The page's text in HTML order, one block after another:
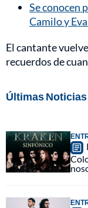
Se conocen
Camilo y
El cantante
recuerdos de
Últimas Noticias